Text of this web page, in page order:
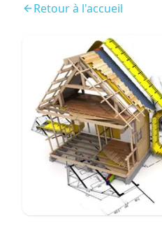
Retour à l'accueil